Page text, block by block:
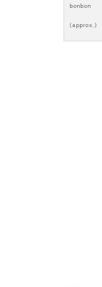
bonbon
(approx.)